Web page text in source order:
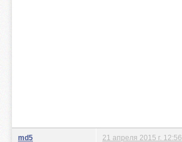
md5 21 апреля 2015 г. 12:56